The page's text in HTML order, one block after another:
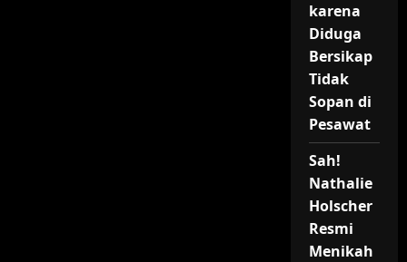
karena
Diduga
Bersikap
Tidak
Sopan di
Pesawat
Sah!
Nathalie
Holscher
Resmi
Menikah